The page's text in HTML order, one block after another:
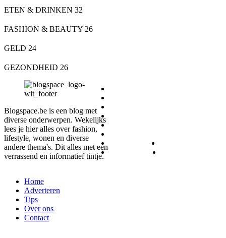
ETEN & DRINKEN 32
FASHION & BEAUTY 26
GELD 24
GEZONDHEID 26
Blogspace.be is een blog met
diverse onderwerpen. Wekelijks
lees je hier alles over fashion,
lifestyle, wonen en diverse
andere thema's. Dit alles met een
verrassend en informatief tintje.
Home
Adverteren
Tips
Over ons
Contact